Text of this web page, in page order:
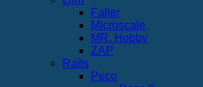
Faller
Microscale
MR. Hobby
ZAP
Rails
Peco